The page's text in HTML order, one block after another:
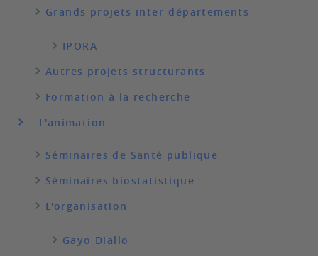
Grands projets inter-départements
IPORA
Autres projets structurants
Formation à la recherche
L'animation
Séminaires de Santé publique
Séminaires biostatistique
L'organisation
Gayo Diallo